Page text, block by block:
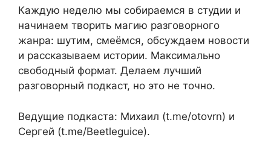
Каждую неделю мы собираемся в студии и
начинаем творить магию разговорного
жанра: шутим, смеёмся, обсуждаем новости
и рассказываем истории. Максимально
свободный формат. Делаем лучший
разговорный подкаст, но это не точно.
Ведущие подкаста: Михаил (t.me/otovrn) и
Сергей (t.me/Beetleguice).